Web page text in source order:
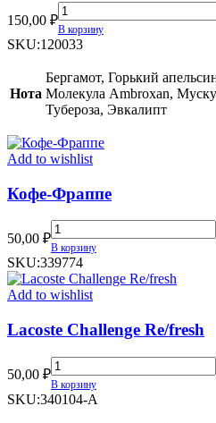
150,00 ₽
Creed
Royal
Mayfair
quantity
В корзину
SKU:120033
Нота
Бергамот, Горький
Молекула Ambroxan,
Тубероза, Эвкалипт
Add to wishlist
Кофе-Фраппе
50,00 ₽
Кофе-
Фраппе
quantity
В корзину
SKU:339774
Add to wishlist
Lacoste Challenge Re/fresh
50,00 ₽
Lacoste
Challenge
Re/fresh
В корзину
SKU:340104-A